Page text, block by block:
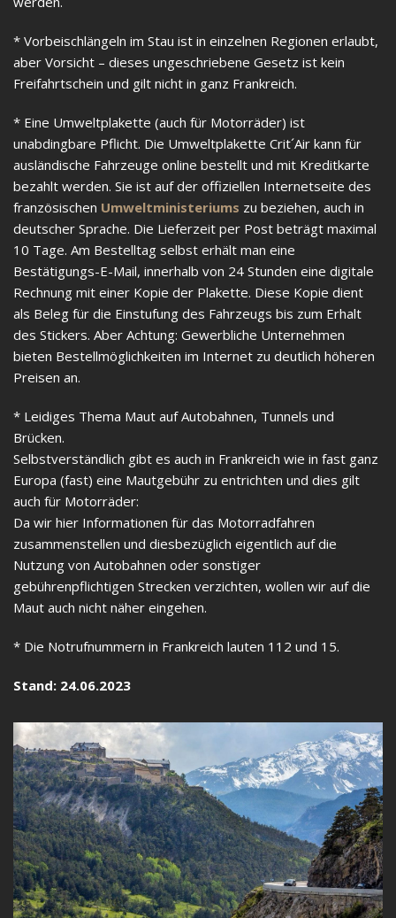
* Vorbeischlängeln im Stau ist in einzelnen Regionen erlaubt,
aber Vorsicht – dieses ungeschriebene Gesetz ist kein
Freifahrtschein und gilt nicht in ganz Frankreich.
* Eine Umweltplakette (auch für Motorräder) ist
unabdingbare Pflicht. Die Umweltplakette Crit´Air kann für
ausländische Fahrzeuge online bestellt und mit Kreditkarte
bezahlt werden. Sie ist auf der offiziellen Internetseite des
französischen Umweltministeriums zu beziehen, auch in
deutscher Sprache. Die Lieferzeit per Post beträgt maximal
10 Tage. Am Bestelltag selbst erhält man eine
Bestätigungs-E-Mail, innerhalb von 24 Stunden eine digitale
Rechnung mit einer Kopie der Plakette. Diese Kopie dient
als Beleg für die Einstufung des Fahrzeugs bis zum Erhalt
des Stickers. Aber Achtung: Gewerbliche Unternehmen
bieten Bestellmöglichkeiten im Internet zu deutlich höheren
Preisen an.
* Leidiges Thema Maut auf Autobahnen, Tunnels und
Brücken.
Selbstverständlich gibt es auch in Frankreich wie in fast ganz
Europa (fast) eine Mautgebühr zu entrichten und dies gilt
auch für Motorräder:
Da wir hier Informationen für das Motorradfahren
zusammenstellen und diesbezüglich eigentlich auf die
Nutzung von Autobahnen oder sonstiger
gebührenpflichtigen Strecken verzichten, wollen wir auf die
Maut auch nicht näher eingehen.
* Die Notrufnummern in Frankreich lauten 112 und 15.
​​​​​​Stand: 24.06.2023